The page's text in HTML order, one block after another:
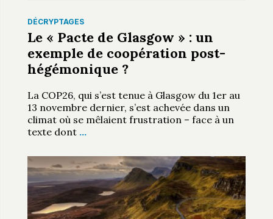
DÉCRYPTAGES
Le « Pacte de Glasgow » : un
exemple de coopération post-
hégémonique ?
La COP26, qui s’est tenue à Glasgow du 1er au
13 novembre dernier, s’est achevée dans un
climat où se mêlaient frustration – face à un
texte dont …